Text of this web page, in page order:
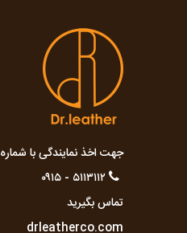
جهت اخذ نمایندگی با شماره
۵۱۱۳۱۱۲ - ۰۹۱۵
تماس بگیرید
drleatherco.com